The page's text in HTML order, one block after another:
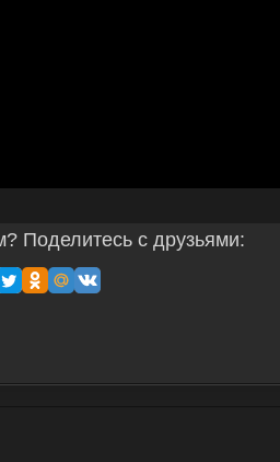
Поделитесь с друзьями: